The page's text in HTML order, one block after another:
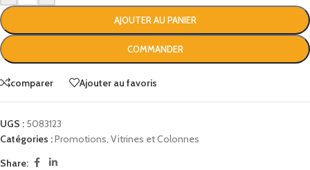
AJOUTER AU PANIER
COMMANDER
comparer Ajouter au favoris
UGS : 5083123
Catégories :Promotions, Vitrines et Colonnes
Share: